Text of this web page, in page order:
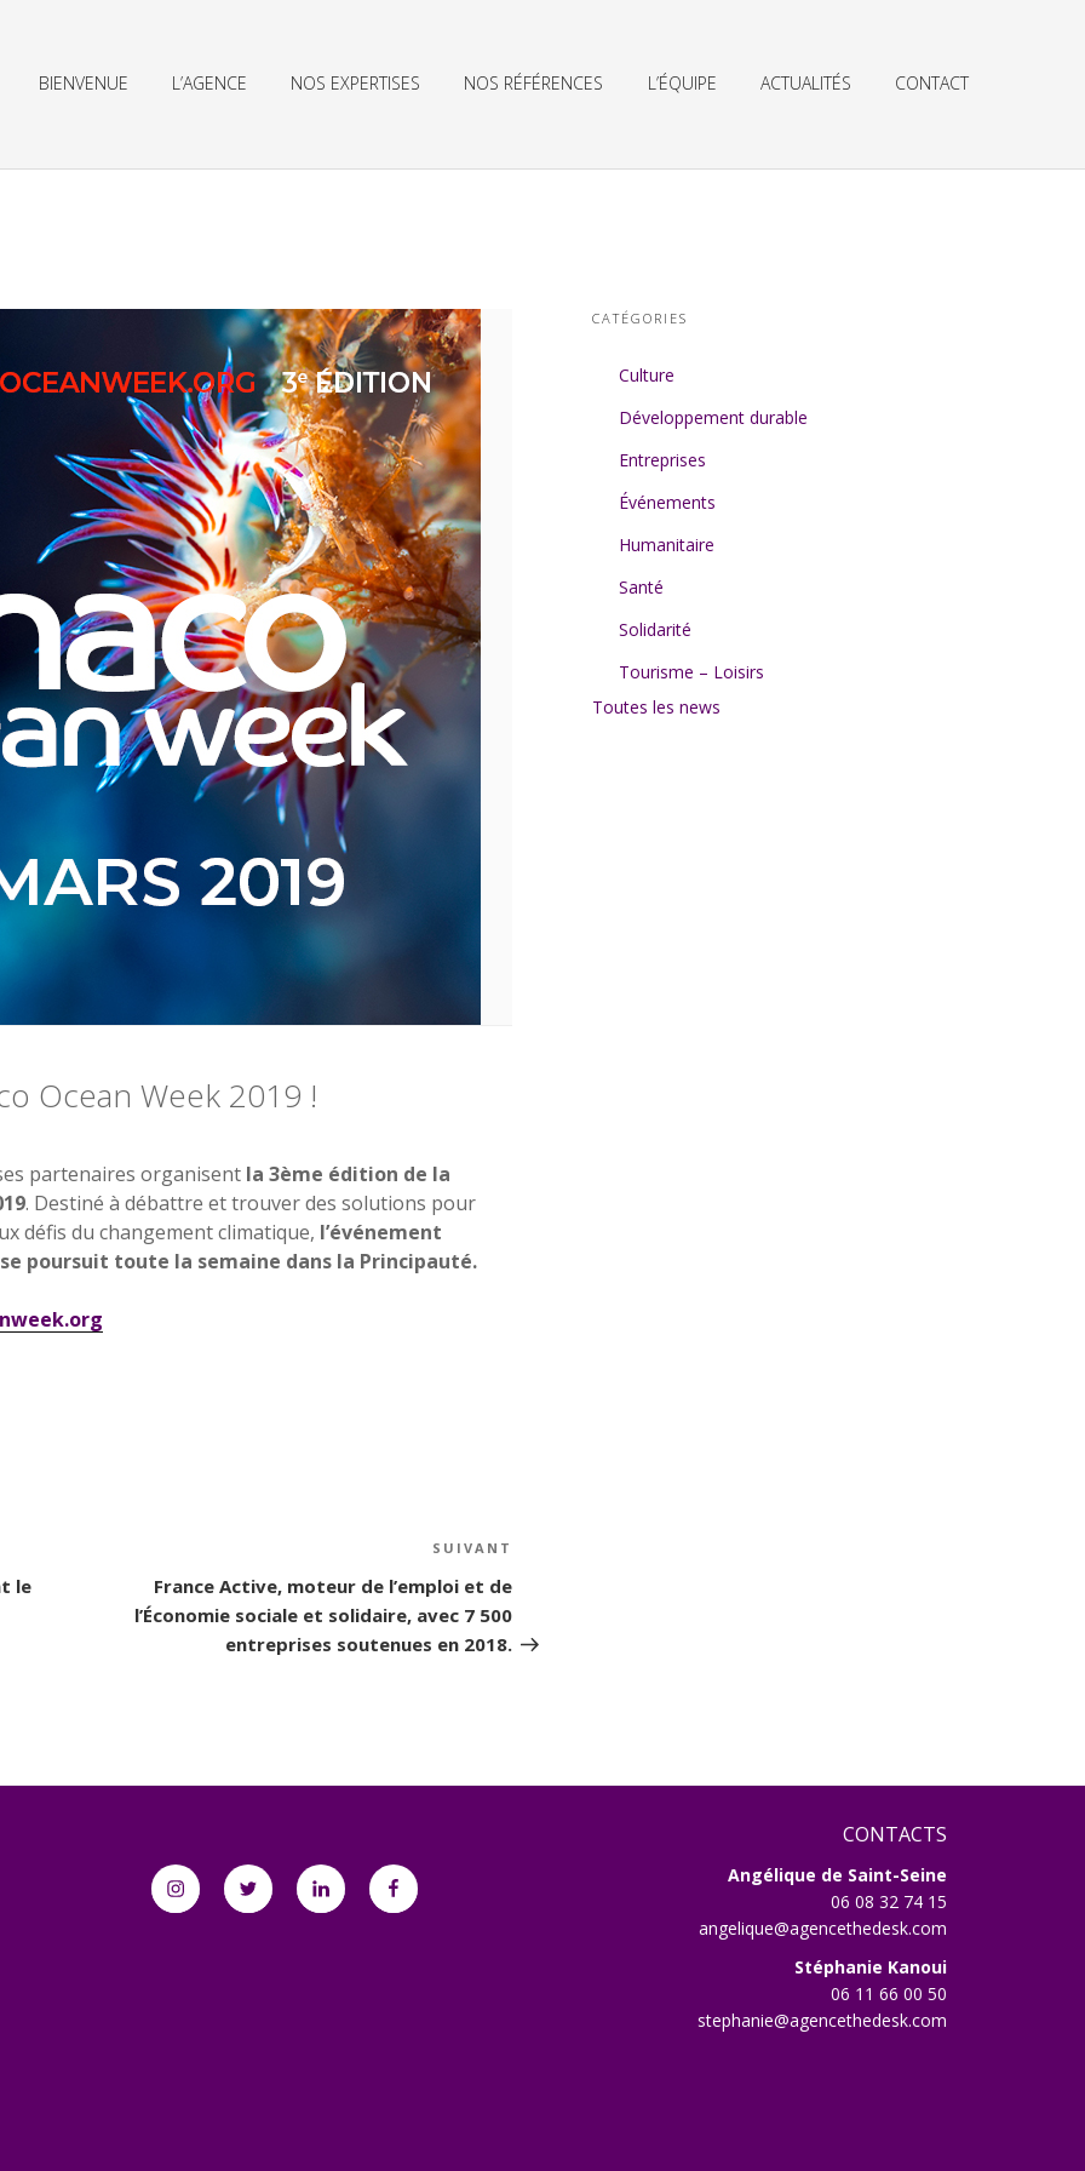
BIENVENUE L’AGENCE NOS EXPERTISES NOS RÉFÉRENCES L’ÉQUIPE ACTUALITÉS CONTACT
Ocean Week 2019 !
partenaires organisent la 3ème édition de la
. Destiné à débattre et trouver des solutions pour
défis du changement climatique, l’événement
poursuit toute la semaine dans la Principauté.
le
suivant
SUIVANT
France Active, moteur de l’emploi et de
l’Économie sociale et solidaire, avec 7 500
entreprises soutenues en 2018.
CATÉGORIES
Culture
Développement durable
Entreprises
Événements
Humanitaire
Santé
Solidarité
Tourisme – Loisirs
Toutes les news
InstagramTwitter Linkedin Facebook
CONTACTS
Angélique de Saint-Seine
06 08 32 74 15
angelique@agencethedesk.com
Stéphanie Kanoui
06 11 66 00 50
stephanie@agencethedesk.com